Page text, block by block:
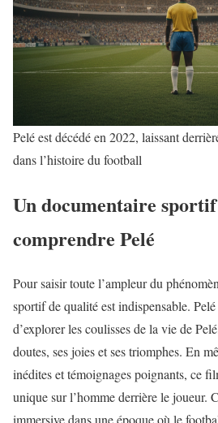
Pelé est décédé en 2022, laissant
dans l’histoire du football
Un documentaire
comprendre Pelé
Pour saisir toute l’ampleur du
sportif de qualité est indispensable.
d’explorer les coulisses de la vie de
doutes, ses joies et ses triomphes. En
inédites et témoignages poignants, ce
unique sur l’homme derrière le joueur.
immersive dans une époque où le